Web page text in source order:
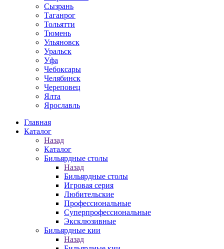
Сызрань
Таганрог
Тольятти
Тюмень
Ульяновск
Уральск
Уфа
Чебоксары
Челябинск
Череповец
Ялта
Ярославль
Главная
Каталог
Назад
Каталог
Бильярдные столы
Назад
Бильярдные столы
Игровая серия
Любительские
Профессиональные
Суперпрофессиональные
Эксклюзивные
Бильярдные кии
Назад